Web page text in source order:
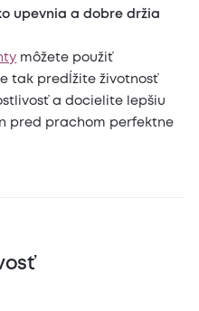
upevnia a dobre držia
môžete použiť
tak predĺžite životnosť
a docielite lepšiu
pred prachom perfektne